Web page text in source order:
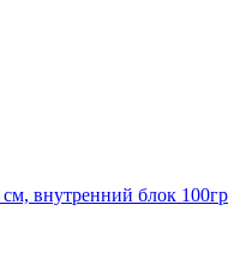
внутренний блок 100гр